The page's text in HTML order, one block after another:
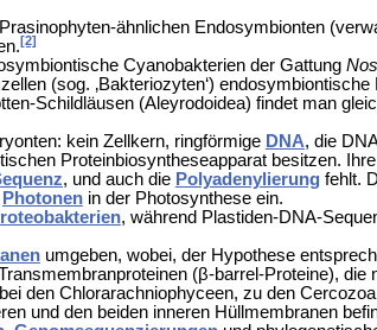
Prasinophyten-ähnlichen Endosymbionten
[2]
Cyanobakterien der Gattung
(sog. ‚Bakteriozyten‘)
Schildläusen (Aleyrodoidea) findet man
kein Zellkern, ringförmige DNA, die
Proteinbiosyntheseapparat besitzen. Ihre
, und auch die Polyadenylierungfehlt.
Photonenin der Photosynthese ein.
, während Plastiden-DNA-
umgeben, wobei, der Hypothese
(β-barrel-Proteine),
den Chlorarachniophyceen, zu den
und den beiden inneren Hüllmembranen